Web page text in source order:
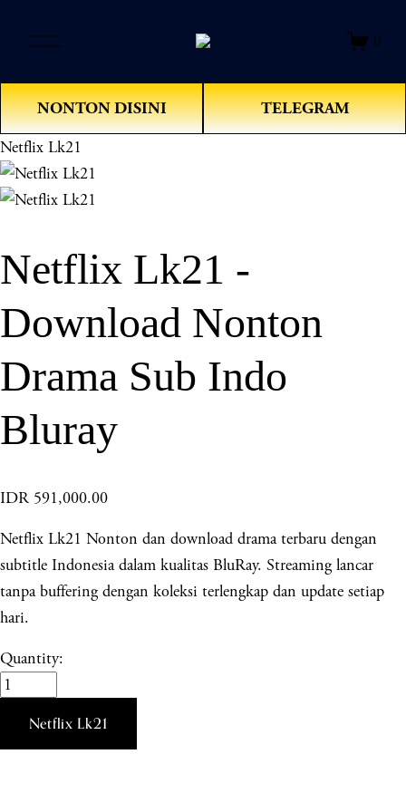
e
n
M
e
u
0
NONTON DISINI TELEGRAM
Netflix Lk21
Netflix Lk21 -
Download Nonton
Drama Sub Indo
Bluray
IDR 591,000.00
Netflix Lk21 Nonton dan download drama terbaru dengan
subtitle Indonesia dalam kualitas BluRay. Streaming lancar
tanpa buffering dengan koleksi terlengkap dan update setiap
hari.
Quantity:
Netflix Lk21